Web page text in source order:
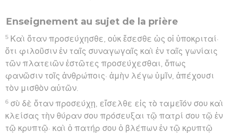
Enseignement au sujet de la prière
5 Καὶ ὅταν προσεύχησθε, οὐκ ἔσεσθε ὡς οἱ ὑποκριταί·
ὅτι φιλοῦσιν ἐν ταῖς συναγωγαῖς καὶ ἐν ταῖς γωνίαις
τῶν πλατειῶν ἑστῶτες προσεύχεσθαι, ὅπως
φανῶσιν τοῖς ἀνθρώποις· ἀμὴν λέγω ὑμῖν, ἀπέχουσι
τὸν μισθὸν αὐτῶν.
6 σὺ δὲ ὅταν προσεύχῃ, εἴσελθε εἰς τὸ ταμεῖόν σου καὶ
κλείσας τὴν θύραν σου πρόσευξαι τῷ πατρί σου τῷ ἐν
τῷ κρυπτῷ· καὶ ὁ πατήρ σου ὁ βλέπων ἐν τῷ κρυπτῷ